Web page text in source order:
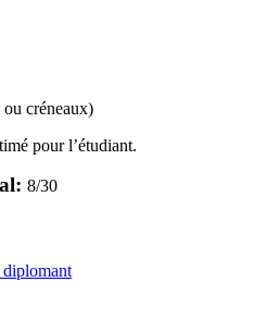
ou créneaux)
pour l’étudiant.
8/30
diplomant